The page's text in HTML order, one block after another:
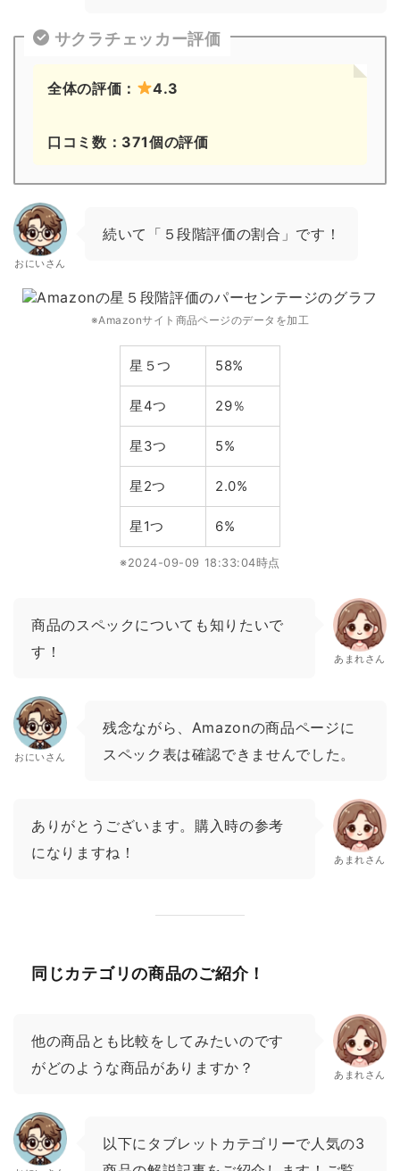
サクラチェッカー評価
全体の評価： 4.3
口コミ数：371個の評価
おにいさん
続いて「５段階評価の割合」です！
※Amazonサイト商品ページのデータを加工
星５つ 58%
星4つ 29％
星3つ 5%
星2つ 2.0%
星1つ 6%
※2024-09-09 18:33:04時点
商品のスペックについても知りたいで
す！
あまれさん
おにいさん
残念ながら、Amazonの商品ページに
スペック表は確認できませんでした。
ありがとうございます。購入時の参考
になりますね！
あまれさん
同じカテゴリの商品のご紹介！
他の商品とも比較をしてみたいのです
がどのような商品がありますか？
あまれさん
以下にタブレットカテゴリーで人気の3